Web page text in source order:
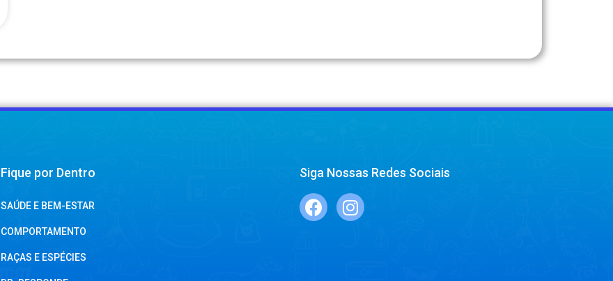
Fique por Dentro
SAÚDE E BEM-ESTAR
COMPORTAMENTO
RAÇAS E ESPÉCIES
Siga Nossas Redes Sociais